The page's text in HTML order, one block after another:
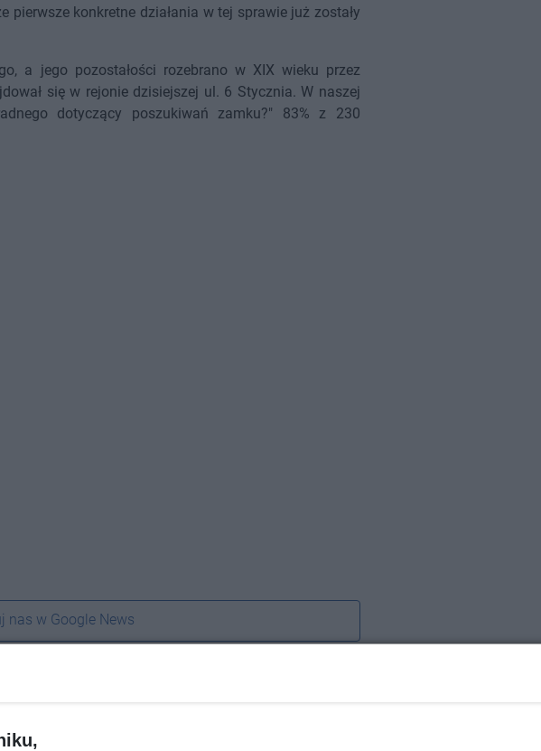
pierwsze konkretne działania w tej sprawie już zostały
a jego pozostałości rozebrano w XIX wieku przez
się w rejonie dzisiejszej ul. 6 Stycznia. W naszej
dotyczący poszukiwań zamku?" 83% z 230
nas w Google News